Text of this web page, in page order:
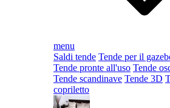
menu
Saldi tende Tende per il
Tende pronte all'uso Tende
Tende scandinave Tende 3D
copriletto